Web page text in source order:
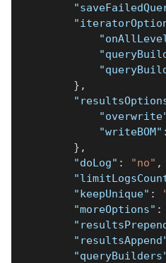
} ,
"writeBOM" :
} ,
"doLog" : "no" ,
"keepUnique" :
"moreOptions" :